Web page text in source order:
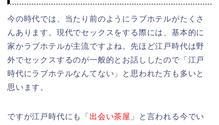
今の時代では、当たり前のようにラブホテルがたくさ
んあります。現代でセックスをする際には、基本的に
家かラブホテルが主流ですよね。先ほど江戸時代は野
外でセックスするのが一般的とお話ししたので「江戸
時代にラブホテルなんてない」と思われた方も多いと
思います。
ですが江戸時代にも「 出会い茶屋 」と言われる今でい